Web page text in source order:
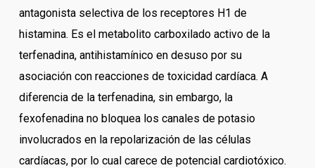
antagonista selectiva de los receptores H1 de
histamina. Es el metabolito carboxilado activo de la
terfenadina, antihistamínico en desuso por su
asociación con reacciones de toxicidad cardíaca. A
diferencia de la terfenadina, sin embargo, la
fexofenadina no bloquea los canales de potasio
involucrados en la repolarización de las células
cardíacas, por lo cual carece de potencial cardiotóxico.